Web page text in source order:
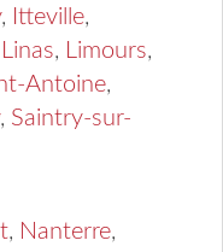
, Itteville,
Linas, Limours,
Antoine,
, Saintry-sur-
, Nanterre,